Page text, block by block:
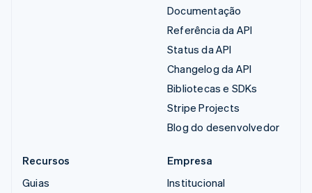
Documentação
Referência da API
Status da API
Changelog da API
Bibliotecas e SDKs
Stripe Projects
Blog do desenvolvedor
Recursos
Guias
Empresa
Institucional